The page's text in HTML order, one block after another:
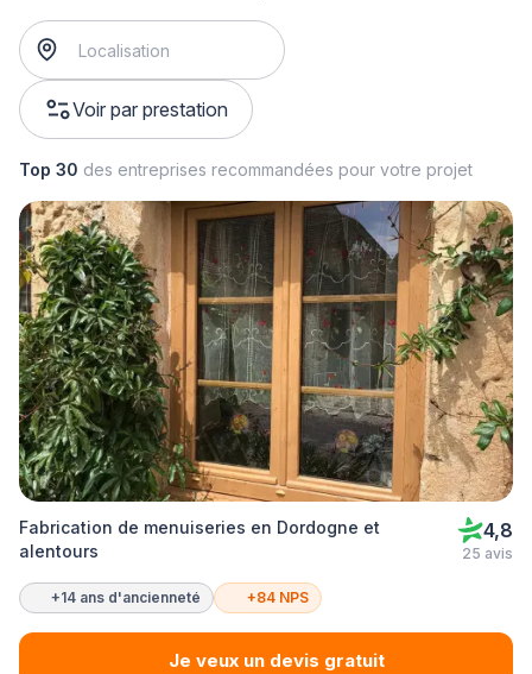
Voir par prestation
Top 30 des entreprises recommandées pour votre projet
Fabrication de menuiseries en Dordogne et
alentours
4,8
25 avis
+14 ans d'ancienneté +84 NPS
Je veux un devis gratuit